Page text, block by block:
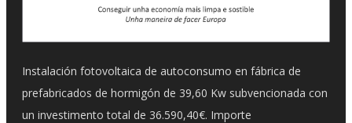
Instalación fotovoltaica de autoconsumo en fábrica de
prefabricados de hormigón de 39,60 Kw subvencionada con
un investimento total de 36.590,40€. Importe